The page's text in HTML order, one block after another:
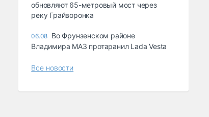
обновляют 65-метровый мост через
реку Грайворонка
06.08 Во Фрунзенском районе
Владимира МАЗ протаранил Lada Vesta
Все новости